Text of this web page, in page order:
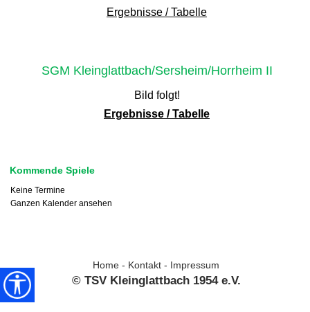
Ergebnisse / Tabelle
SGM Kleinglattbach/Sersheim/Horrheim II
Bild folgt!
Ergebnisse / Tabelle
Kommende Spiele
Keine Termine
Ganzen Kalender ansehen
Home - Kontakt - Impressum
© TSV Kleinglattbach 1954 e.V.